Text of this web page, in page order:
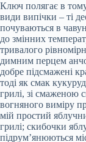
Ключ полягає в
види випічки – ті
почуваються в
до змінних
тривалого
димним перцем
добре підсмажені
тоді як смак
грилі, зі смаженою
вогняного виміру
мій простий
грилі; скибочки
підрум’янюються